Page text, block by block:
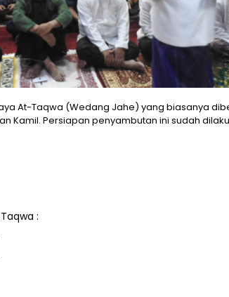
At-Taqwa (Wedang Jahe) yang biasanya
Kamil. Persiapan penyambutan ini sudah
: